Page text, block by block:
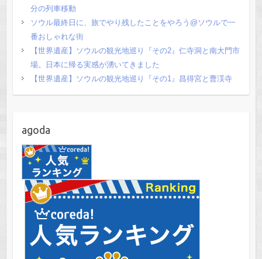
分の列車移動
ソウル最終日に、旅でやり残したことをやろう@ソウルで一
番おしゃれな街
【世界遺産】ソウルの観光地巡り『その2』仁寺洞と南大門市
場。日本に帰る実感が湧いてきました
【世界遺産】ソウルの観光地巡り『その1』昌得宮と曹渓寺
agoda